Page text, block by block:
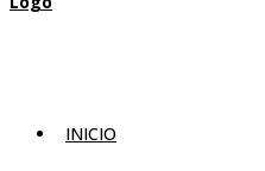
INICIO